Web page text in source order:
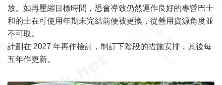
放。如再壓縮目標時間，恐會導致仍然運作良好的專營巴士
和的士在可使用年期未完結前便被更換，從善用資源角度並
不可取。
計劃在 2027 年再作檢討，制訂下階段的措施安排，其後每
五年作更新。